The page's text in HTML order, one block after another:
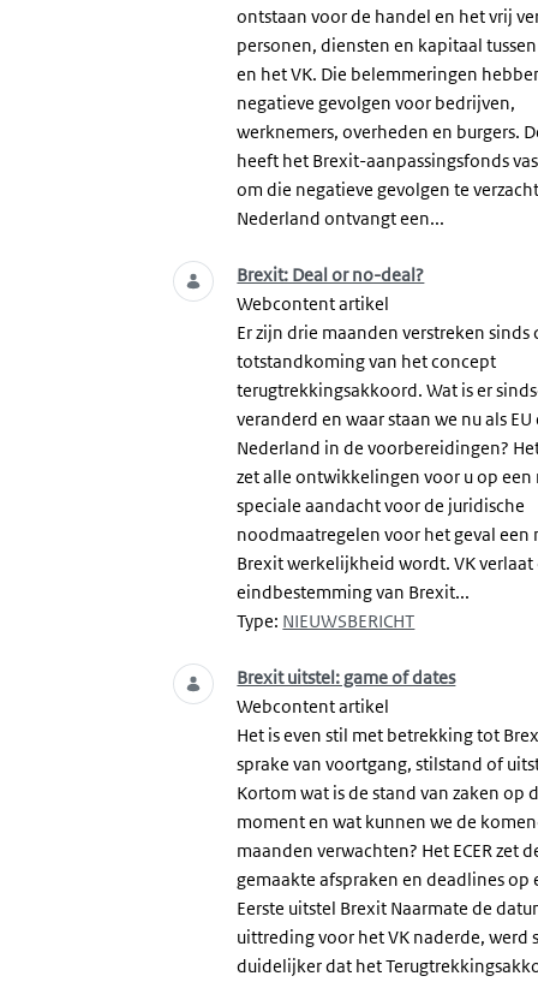
ontstaan voor de handel en het vrij
personen, diensten en kapitaal tussen
en het VK. Die belemmeringen
negatieve gevolgen voor bedrijven,
werknemers, overheden en burgers.
heeft het Brexit-aanpassingsfonds
om die negatieve gevolgen te
Nederland ontvangt een...
Brexit: Deal or no-deal?
Webcontent artikel
Er zijn drie maanden verstreken sinds
totstandkoming van het concept
terugtrekkingsakkoord. Wat is er
veranderd en waar staan we nu als EU
Nederland in de voorbereidingen? Het
zet alle ontwikkelingen voor u op een
speciale aandacht voor de juridische
noodmaatregelen voor het geval een
Brexit werkelijkheid wordt. VK verlaat
eindbestemming van Brexit...
Type: NIEUWSBERICHT
Brexit uitstel: game of dates
Webcontent artikel
Het is even stil met betrekking tot
sprake van voortgang, stilstand of
Kortom wat is de stand van zaken op
moment en wat kunnen we de
maanden verwachten? Het ECER zet
gemaakte afspraken en deadlines op
Eerste uitstel Brexit Naarmate de
uittreding voor het VK naderde, werd
duidelijker dat het